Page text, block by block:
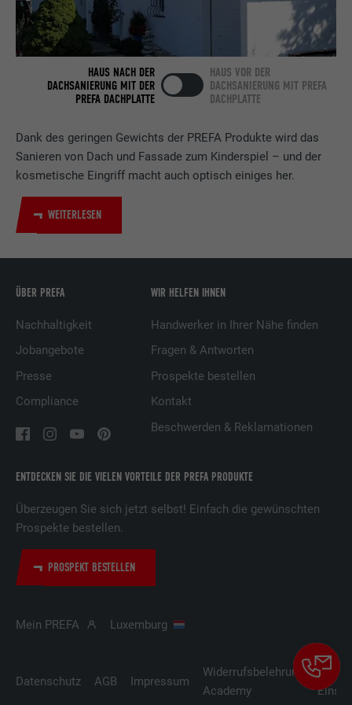
Dank des geringen Gewichts der PREFA Produkte wird das
Sanieren von Dach und Fassade zum Kinderspiel – und der
kosmetische Eingriff macht auch optisch einiges her.
WEITERLESEN
HAUS NACH DER
DACHSANIERUNG MIT DER
PREFA DACHPLATTE
HAUS VOR DER
DACHSANIERUNG MIT PREFA
DACHPLATTE
ENTDECKEN SIE DIE VIELEN VORTEILE DER PREFA PRODUKTE
Überzeugen Sie sich jetzt selbst! Einfach die gewünschten
Prospekte bestellen.
PROSPEKT BESTELLEN
ÜBER PREFA
Nachhaltigkeit
Jobangebote
Presse
Compliance
WIR HELFEN IHNEN
Handwerker in Ihrer Nähe finden
Fragen & Antworten
Prospekte bestellen
Kontakt
Beschwerden & Reklamationen
Mein PREFA Luxemburg
Datenschutz AGB Impressum
Widerrufsbelehrung
Academy
Zweck
Verwendet vom Social-Networking-Dienst
LinkedIn für die Verfolgung der
Dienstleistungen.
Name bscookie
Anbieter LinkedIn
LinkedIn für die Verfolgung der
Dienstleistungen.
Name UserMatchHistory
Anbieter
Präferenzen des Besuchers zu
Name lidc
Verwendet vom Social-Networking-Dienst
LinkedIn für die Verfolgung der